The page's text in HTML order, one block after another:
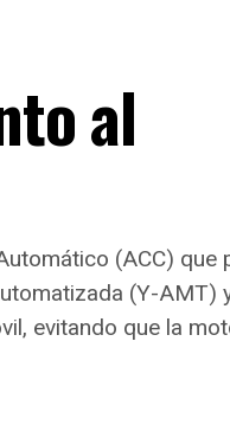
al
(ACC) que
(Y-AMT)
evitando que la